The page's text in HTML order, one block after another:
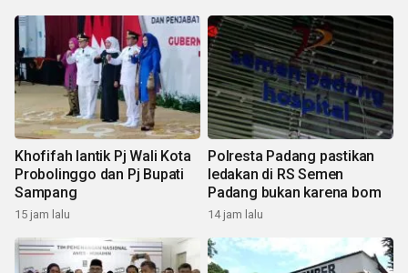
Khofifah lantik Pj Wali Kota
Probolinggo dan Pj Bupati
Sampang
15 jam lalu
Polresta Padang pastikan
ledakan di RS Semen
Padang bukan karena bom
14 jam lalu